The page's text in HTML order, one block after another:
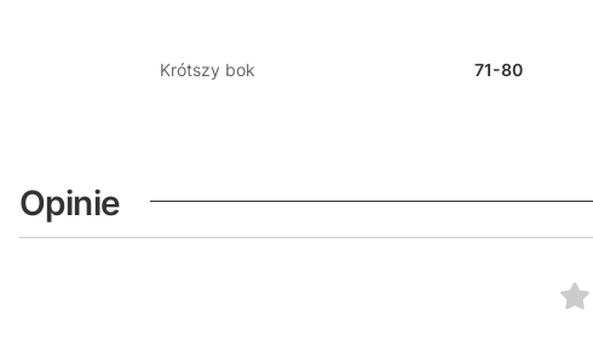
Krótszy bok 71-80
Opinie